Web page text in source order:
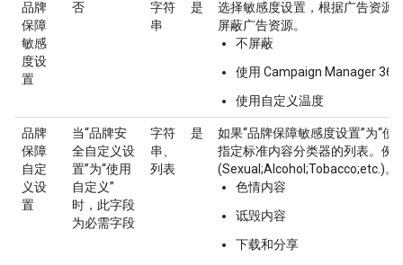
品牌
保障
敏感
度设
置
否
字符
串
是
选择敏感度设置，根据广告资源
屏蔽广告资源。
不屏蔽
使用 Campaign Manager
使用自定义温度
品牌
保障
自定
义设
置
当“品牌安
全自定义设
置”为“使用
自定义”
时，此字段
为必需字段
字符
串、
列表
是
如果“品牌保障敏感度设置”为“使
指定标准内容分类器的列表。例
(Sexual;Alcohol;Tobacco;etc.)。
色情内容
诋毁内容
下载和分享